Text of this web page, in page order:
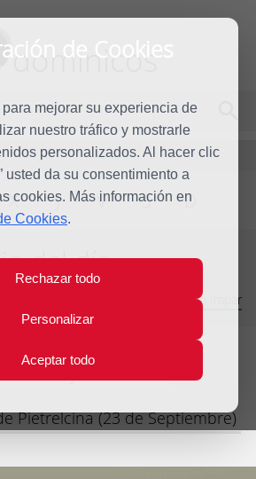
de Cookies
mejorar su experiencia de
nuestro tráfico y mostrarle
personalizados. Al hacer clic
usted da su consentimiento a
cookies. Más información en
Cookies.
Rechazar todo
Personalizar
Aceptar todo
dominicos
X J V S D
del día
Semana del Tiempo Ordinario - Año Impar
del día y comentario
Pietrelcina (23 de Septiembre)